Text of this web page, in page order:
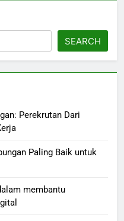
SEARCH
Perekrutan Dari
Paling Baik untuk
membantu